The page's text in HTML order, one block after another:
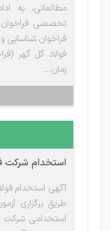
مطالعاتی، به
فراخوان شناسایی
زمان...
استخدام شرکت
آگهی استخدام
طریق برگزاری
استخدامی شرکت